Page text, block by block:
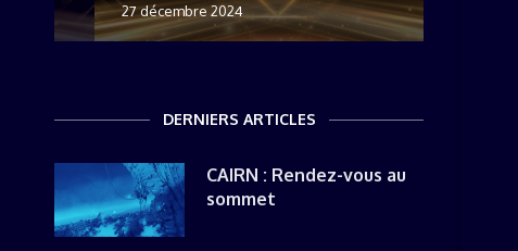
27 décembre 2024
DERNIERS ARTICLES
CAIRN : Rendez-vous au
sommet